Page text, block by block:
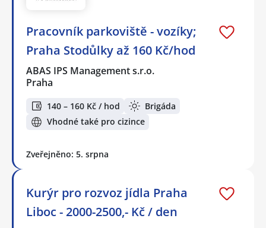
Pracovník parkoviště - vozíky;
Praha Stodůlky až 160 Kč/hod
ABAS IPS Management s.r.o.
Praha
140 – 160 Kč / hod
Brigáda
Vhodné také pro cizince
Zveřejněno: 5. srpna
Kurýr pro rozvoz jídla Praha
Liboc - 2000-2500,- Kč / den